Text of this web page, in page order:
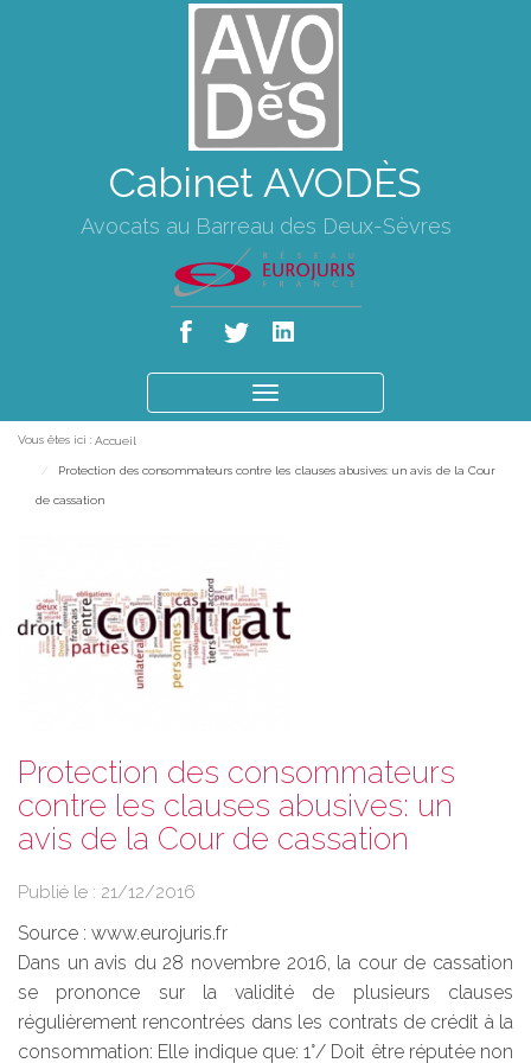
Cabinet AVODÈS
Avocats au Barreau des Deux-Sèvres
le
Vous êtes ici : Accueil
Protection des consommateurs contre les clauses abusives: un avis de la Cour
de cassation
Protection des consommateurs
contre les clauses abusives: un
avis de la Cour de cassation
Publié le : 21/12/2016
Source : www.eurojuris.fr
Dans un avis du 28 novembre 2016, la cour de cassation
se prononce sur la validité de plusieurs clauses
régulièrement rencontrées dans les contrats de crédit à la
consommation: Elle indique que: 1°/ Doit être réputée non